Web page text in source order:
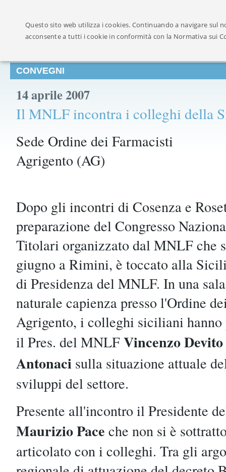
CONVEGNI
14 aprile 2007
Il MNLF incontra i colleghi della
Sede Ordine dei Farmacisti
Agrigento (AG)
Dopo gli incontri di Cosenza e
preparazione del Congresso
Titolari organizzato dal MNLF che
giugno a Rimini, è toccato alla
di Presidenza del MNLF. In una
naturale capienza presso l'Ordine
Agrigento, i colleghi siciliani
il Pres. del MNLFVincenzo Devito
Antonaci sulla situazione attuale
sviluppi del settore.
Presente all'incontro il Presidente
Maurizio Pace che non si è
articolato con i colleghi. Tra gli
Questo sito web utilizza i cookies. Continuando a navigare sul
acconsente a tutti i cookie in conformità con la Normativa sui